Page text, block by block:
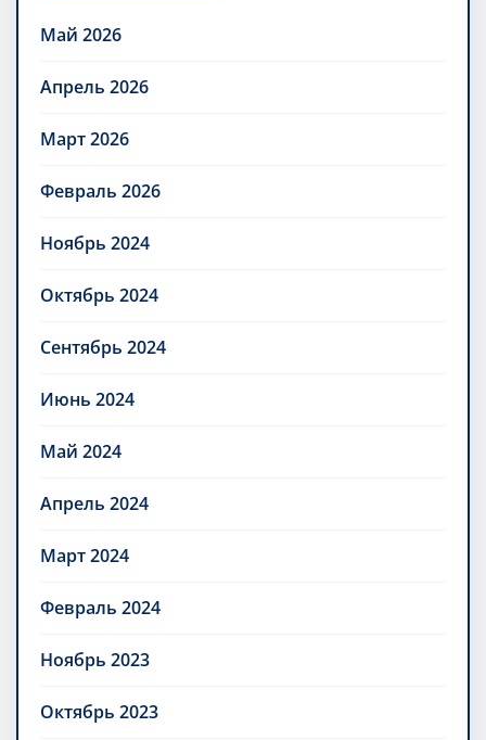
Май 2026
Апрель 2026
Март 2026
Февраль 2026
Ноябрь 2024
Октябрь 2024
Сентябрь 2024
Июнь 2024
Май 2024
Апрель 2024
Март 2024
Февраль 2024
Ноябрь 2023
Октябрь 2023